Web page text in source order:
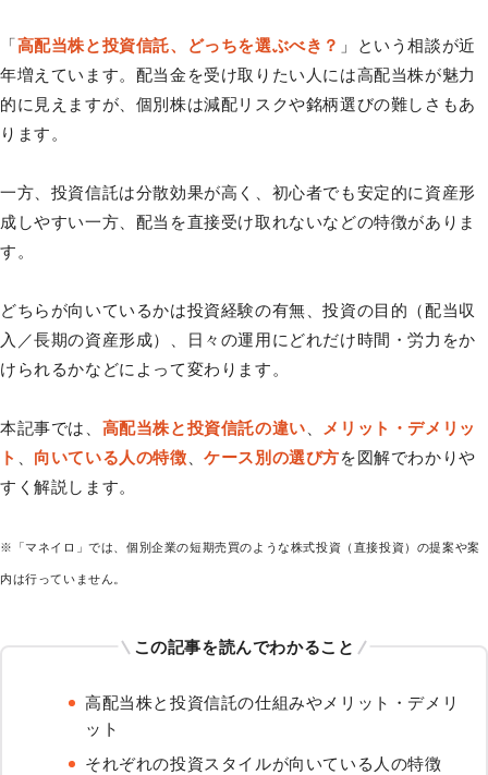
「高配当株と投資信託、どっちを選ぶべき？ 」という相談が近
年増えています。配当金を受け取りたい人には高配当株が魅力
的に見えますが、個別株は減配リスクや銘柄選びの難しさもあ
ります。
一方、投資信託は分散効果が高く、初心者でも安定的に資産形
成しやすい一方、配当を直接受け取れないなどの特徴がありま
す。
どちらが向いているかは投資経験の有無、投資の目的（配当収
入／長期の資産形成）、日々の運用にどれだけ時間・労力をか
けられるかなどによって変わります。
本記事では、 高配当株と投資信託の違い
メリット・デメリッ
ト
向いている人の特徴 、ケース別の選び方を図解でわかりや
すく解説します。
※「マネイロ」では、個別企業の短期売買のような株式投資（直接投資）の提案や案
内は行っていません。
この記事を読んでわかること
高配当株と投資信託の仕組みやメリット・デメリ
ット
それぞれの投資スタイルが向いている人の特徴